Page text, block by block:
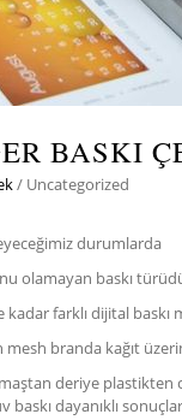
BASKI
/ Uncategorized
durumlarda
olamayan baskı
farklı dijital baskı
branda kağıt
deriye plastikten
baskı dayanıklı